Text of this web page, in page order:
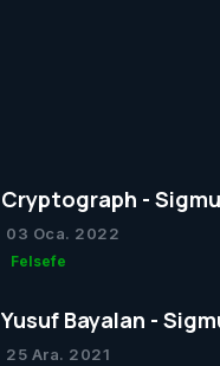
Cryptograph -
Yapısal Kuramı
03 Oca. 2022
Felsefe
Yusuf Bayalan -
Freud’un Yapısal
25 Ara. 2021